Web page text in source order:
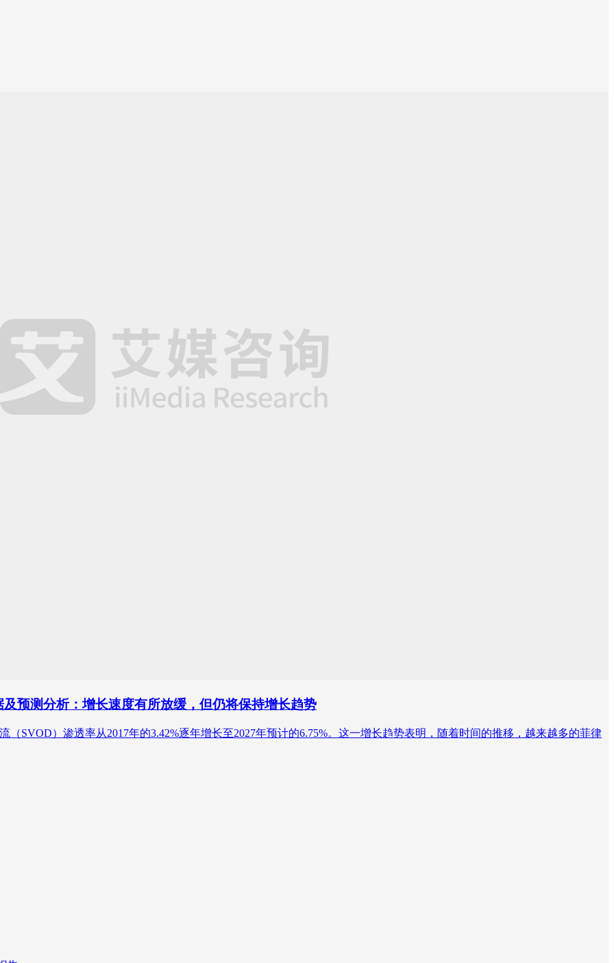
预测分析：增长速度有所放缓，但仍将保持增长趋势
（SVOD）渗透率从2017年的3.42%逐年增长至2027年预计的6.75%。这一增长趋势表明，随着时间的推移，越来越多的菲律